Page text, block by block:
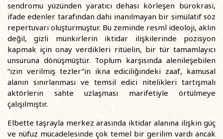
sendromu yüzünden yaratıcı dehası körleşen bürokrasi,
ifade edenler tarafından dahi inanılmayan bir simülatif söz
repertuvarı oluşturmuştur. Bu zeminde resmî ideoloji, aklın
değil, gizli münkirlerin iktidar ilişkilerinde pozisyon
kapmak için onay verdikleri ritüelin, bir tür tamamlayıcı
unsuruna dönüşmüştür. Toplum karşısında alenileşebilen
“izin verilmiş tezler”in ikna ediciliğindeki zaaf, kamusal
alanın sınırlanması ve temsil edici nitelikleri tartışmalı
aktörlerin sahte uzlaşması marifetiyle örtülmeye
çalışılmıştır.
Elbette taşrayla merkez arasında iktidar alanına ilişkin güç
ve nüfuz mücadelesinde çok temel bir gerilim vardı ancak